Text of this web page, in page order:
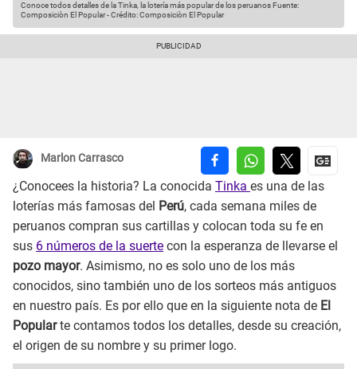
Conoce todos detalles de la Tinka, la lotería más popular de los peruanosFuente:
Composiciòn El Popular-Crédito: Composiciòn El Popular
Marlon Carrasco
¿Conocees la historia? La conocida Tinka es una de las
loterías más famosas del Perú, cada semana miles de
peruanos compran sus cartillas y colocan toda su fe en
sus 6 números de la suerte con la esperanza de llevarse el
pozo mayor. Asimismo, no es solo uno de los más
conocidos, sino también uno de los sorteos más antiguos
en nuestro país. Es por ello que en la siguiente nota de El
Popularte contamos todos los detalles, desde su creación,
el origen de su nombre y su primer logo.